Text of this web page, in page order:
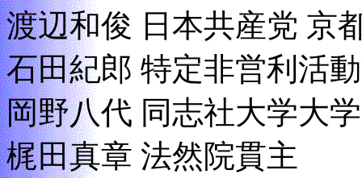
渡辺和俊 日本共産党 京
石田紀郎 特定非営利活
岡野八代 同志社大学大
梶田真章 法然院貫主